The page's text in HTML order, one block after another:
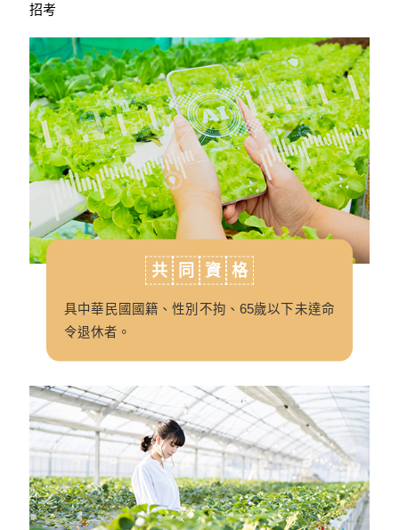
招考
共 同 資 格
具中華民國國籍、性別不拘、65歲以下未達命
令退休者。